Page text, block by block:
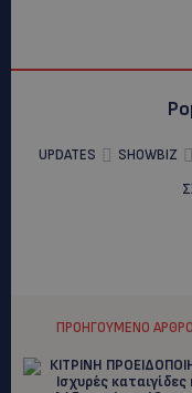
UPDATES SHOWBIZ
ΠΡΟΗΓΟΎΜΕΝΟ ΆΡΘΡΟ